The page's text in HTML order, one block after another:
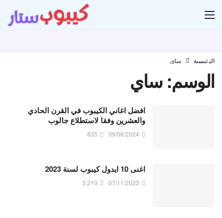
الرئيسية ساي
الوسم:ساي
افضل اغاني الكيبوب في القرن الحادي
والعشرين وفقا لاستطلاع جالوب
09/06/2024
835
اغنى 10 ايدول كيبوب لسنة 2023
07/11/2023
3,210